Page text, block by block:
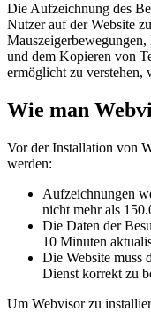
Die Aufzeichnung des
Nutzer auf der Website
und dem Kopieren von
ermöglicht zu verstehen,
Wie man
Vor der Installation von
werden:
Aufzeichnungen
nicht mehr als
Die Daten der
10 Minuten
Die Website muss
Dienst korrekt zu
Um Webvisor zu